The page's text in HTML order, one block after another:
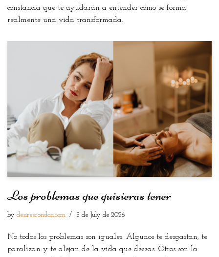
constancia que te ayudarán a entender cómo se forma
realmente una vida transformada.
Los problemas que quisieras tener
by desireerondon.com 5 de July de 2026
No todos los problemas son iguales. Algunos te desgastan, te
paralizan y te alejan de la vida que deseas. Otros son la